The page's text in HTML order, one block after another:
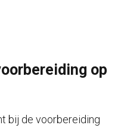
op
bij de voorbereiding